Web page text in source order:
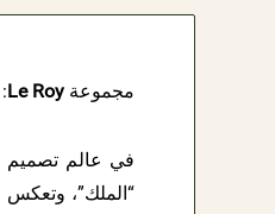
مجموعةLe Roy
في عالم تصميم
“الملك”،